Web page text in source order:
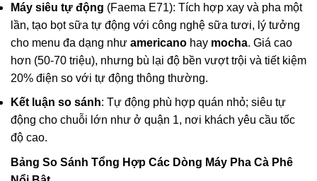
Máy siêu tự động (Faema E71): Tích hợp xay và pha một
lần, tạo bọt sữa tự động với công nghệ sữa tươi, lý tưởng
cho menu đa dạng như americano hay mocha. Giá cao
hơn (50-70 triệu), nhưng bù lại độ bền vượt trội và tiết kiệm
20% điện so với tự động thông thường.
Kết luận so sánh: Tự động phù hợp quán nhỏ; siêu tự
động cho chuỗi lớn như ở quận 1, nơi khách yêu cầu tốc
độ cao.
Bảng So Sánh Tổng Hợp Các Dòng Máy Pha Cà Phê